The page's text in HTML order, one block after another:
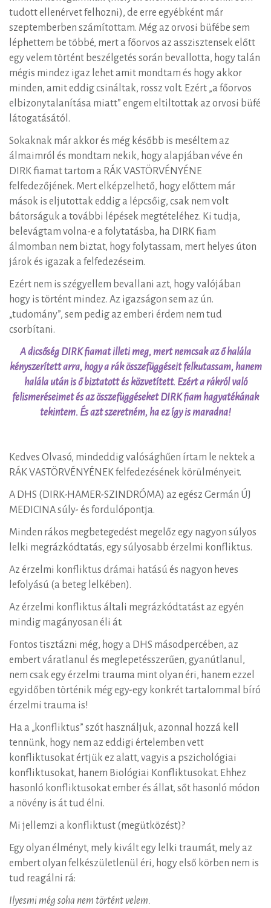
tudott ellenérvet felhozni), de erre egyébként már
szeptemberben számítottam. Még az orvosi büfébe sem
léphettem be többé, mert a főorvos az asszisztensek előtt
egy velem történt beszélgetés során bevallotta, hogy talán
mégis mindez igaz lehet amit mondtam és hogy akkor
minden, amit eddig csináltak, rossz volt. Ezért „a főorvos
elbizonytalanítása miatt” engem eltiltottak az orvosi büfé
látogatásától.
Sokaknak már akkor és még később is meséltem az
álmaimról és mondtam nekik, hogy alapjában véve én
DIRK fiamat tartom a RÁK VASTÖRVÉNYÉNE
felfedezőjének. Mert elképzelhető, hogy előttem már
mások is eljutottak eddig a lépcsőig, csak nem volt
bátorságuk a további lépések megtételéhez. Ki tudja,
belevágtam volna-e a folytatásba, ha DIRK fiam
álmomban nem biztat, hogy folytassam, mert helyes úton
járok és igazak a felfedezéseim.
Ezért nem is szégyellem bevallani azt, hogy valójában
hogy is történt mindez. Az igazságon sem az ún.
„tudomány”, sem pedig az emberi érdem nem tud
csorbítani.
A dicsőség DIRK fiamat illeti meg, mert nemcsak az ő halála
kényszerített arra, hogy a rák összefüggéseit felkutassam, hanem
halála után is ő biztatott és közvetített. Ezért a rákról való
felismeréseimet és az összefüggéseket DIRK fiam hagyatékának
tekintem. És azt szeretném, ha ez így is maradna!
Kedves Olvasó, mindeddig valósághűen írtam le nektek a
RÁK VASTÖRVÉNYÉNEK felfedezésének körülményeit.
A DHS (DIRK-HAMER-SZINDRÓMA) az egész Germán ÚJ
MEDICINA súly- és fordulópontja.
Minden rákos megbetegedést megelőz egy nagyon súlyos
lelki megrázkódtatás, egy súlyosabb érzelmi konfliktus.
Az érzelmi konfliktus drámai hatású és nagyon heves
lefolyású (a beteg lelkében).
Az érzelmi konfliktus általi megrázkódtatást az egyén
mindig magányosan éli át.
Fontos tisztázni még, hogy a DHS másodpercében, az
embert váratlanul és meglepetésszerűen, gyanútlanul,
nem csak egy érzelmi trauma mint olyan éri, hanem ezzel
egyidőben történik még egy-egy konkrét tartalommal bíró
érzelmi trauma is!
Ha a „konfliktus” szót használjuk, azonnal hozzá kell
tennünk, hogy nem az eddigi értelemben vett
konfliktusokat értjük ez alatt, vagyis a pszichológiai
konfliktusokat, hanem Biológiai Konfliktusokat. Ehhez
hasonló konfliktusokat ember és állat, sőt hasonló módon
a növény is át tud élni.
Mi jellemzi a konfliktust (megütközést)?
Egy olyan élményt, mely kivált egy lelki traumát, mely az
embert olyan felkészületlenül éri, hogy első körben nem is
tud reagálni rá:
Ilyesmi még soha nem történt velem.